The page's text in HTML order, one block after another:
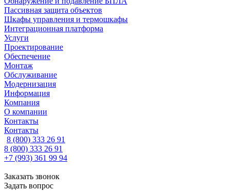
Пассивная защита объектов
Шкафы управления и термошкафы
Интеграционная платформа
Услуги
Проектирование
Обеспечение
Монтаж
Обслуживание
Модернизация
Информация
Компания
О компании
Контакты
Контакты
8 (800) 333 26 91
8 (800) 333 26 91
+7 (993) 361 99 94
Заказать звонок
Задать вопрос